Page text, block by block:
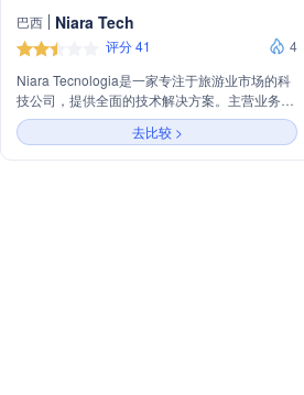
巴西 Niara Tech
评分 41
4
Niara Tecnologia是一家专注于旅游业市场的科
技公司，提供全面的技术解决方案。主营业务包
括为企业提供完整的预订平台，连接库存以组织
员工旅行；为酒店提供提高B2C和B2B渠道销量
和生产力的数字解决方案，包括直接和数字化的
去比较 >